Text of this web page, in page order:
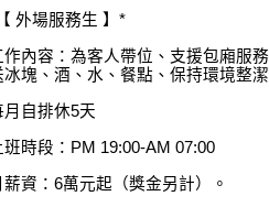
外場服務生 】*
作內容：為客人帶位、支援包廂服務
冰塊、酒、水、餐點、保持環境整潔
月自排休5天
班時段：PM 19:00-AM 07:00
薪資：6萬元起（獎金另計）。